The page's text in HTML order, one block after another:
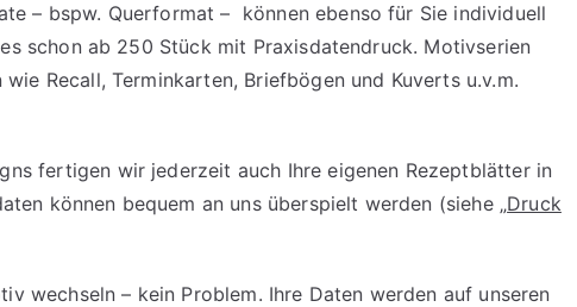
– bspw. Querformat – können ebenso für Sie individuell
schon ab 250 Stück mit Praxisdatendruck. Motivserien
Recall, Terminkarten, Briefbögen und Kuverts u.v.m.
fertigen wir jederzeit auch Ihre eigenen Rezeptblätter in
können bequem an uns überspielt werden (siehe „Druck
wechseln – kein Problem. Ihre Daten werden auf unseren